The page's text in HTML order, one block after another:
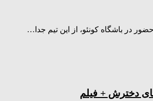
در باشگاه کونئو، از این تیم جدا…
دخترش + فیلم